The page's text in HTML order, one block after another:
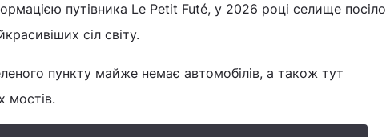
путівника Le Petit Futé, у 2026 році селище посіло
сіл світу.
пункту майже немає автомобілів, а також тут
мостів.